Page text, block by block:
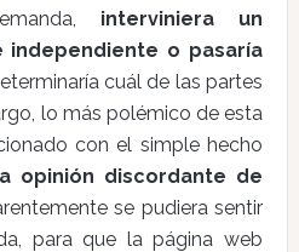
interviniera un
independiente o pasaría
cuál de las partes
lo más polémico de esta
con el simple hecho
opinión discordante de
se pudiera sentir
para que la página web